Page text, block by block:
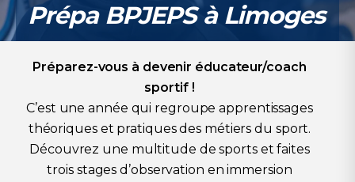
Prépa BPJEPS à Limoges
Préparez-vous à devenir éducateur/coach
sportif !
C’est une année qui regroupe apprentissages
théoriques et pratiques des métiers du sport.
Découvrez une multitude de sports et faites
trois stages d’observation en immersion